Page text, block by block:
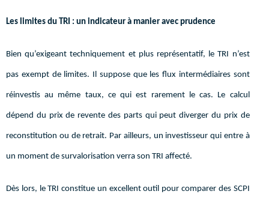
Les limites du TRI : un indicateur à manier avec prudence
Bien qu’exigeant techniquement et plus représentatif, le TRI n’est
pas exempt de limites. Il suppose que les flux intermédiaires sont
réinvestis au même taux, ce qui est rarement le cas. Le calcul
dépend du prix de revente des parts qui peut diverger du prix de
reconstitution ou de retrait. Par ailleurs, un investisseur qui entre à
un moment de survalorisation verra son TRI affecté.
Dès lors, le TRI constitue un excellent outil pour comparer des SCPI